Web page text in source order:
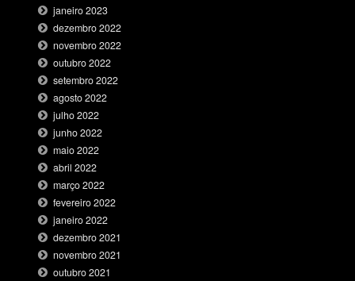
janeiro 2023
dezembro 2022
novembro 2022
outubro 2022
setembro 2022
agosto 2022
julho 2022
junho 2022
maio 2022
abril 2022
março 2022
fevereiro 2022
janeiro 2022
dezembro 2021
novembro 2021
outubro 2021